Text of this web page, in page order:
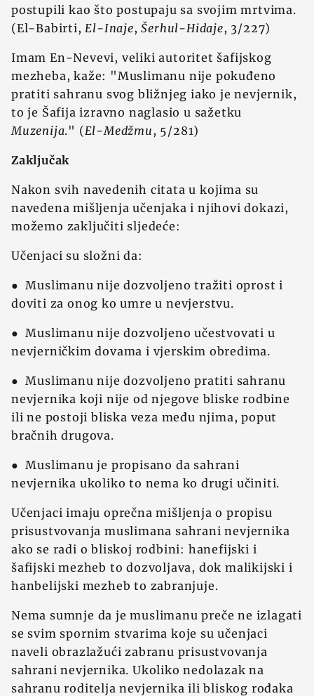
postupili kao što postupaju sa svojim mrtvima.
(El-Babirti, El-Inaje,Šerhul-Hidaje, 3/227)
Imam En-Nevevi, veliki autoritet šafijskog
mezheba, kaže: "Muslimanu nije pokuđeno
pratiti sahranu svog bližnjeg iako je nevjernik,
to je Šafija izravno naglasio u sažetku
Muzenija." (El-Medžmu, 5/281)
Zaključak
Nakon svih navedenih citata u kojima su
navedena mišljenja učenjaka i njihovi dokazi,
možemo zaključiti sljedeće:
Učenjaci su složni da:
● Muslimanu nije dozvoljeno tražiti oprost i
doviti za onog ko umre u nevjerstvu.
● Muslimanu nije dozvoljeno učestvovati u
nevjerničkim dovama i vjerskim obredima.
● Muslimanu nije dozvoljeno pratiti sahranu
nevjernika koji nije od njegove bliske rodbine
ili ne postoji bliska veza među njima, poput
bračnih drugova.
● Muslimanu je propisano da sahrani
nevjernika ukoliko to nema ko drugi učiniti.
Učenjaci imaju oprečna mišljenja o propisu
prisustvovanja muslimana sahrani nevjernika
ako se radi o bliskoj rodbini: hanefijski i
šafijski mezheb to dozvoljava, dok malikijski i
hanbelijski mezheb to zabranjuje.
Nema sumnje da je muslimanu preče ne izlagati
se svim spornim stvarima koje su učenjaci
naveli obrazlažući zabranu prisustvovanja
sahrani nevjernika. Ukoliko nedolazak na
sahranu roditelja nevjernika ili bliskog rođaka